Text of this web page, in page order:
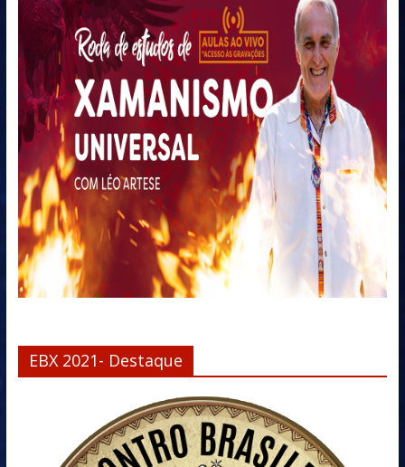
EBX 2021- Destaque